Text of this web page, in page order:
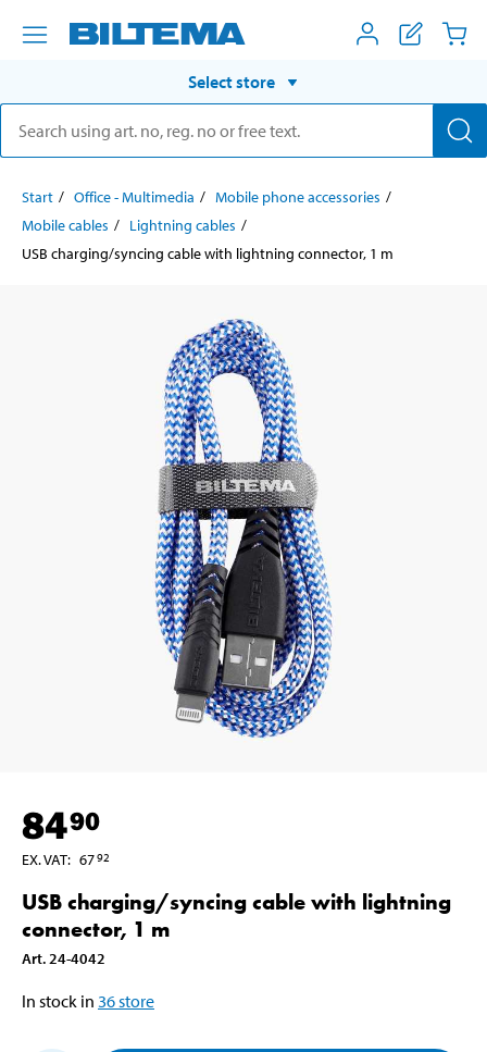
Select store
Start Office - Multimedia
Mobile phone accessories
Mobile cables
Lightning cables
USB charging/syncing cable with lightning connector, 1 m
8490
EX. VAT: 6792
USB charging/syncing cable with lightning
connector, 1 m
Art. 24-4042
In stock in 36store